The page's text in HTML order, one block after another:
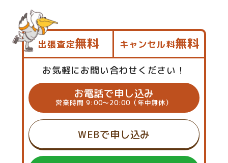
出張査定無料 キャンセル料無料
お気軽にお問い合わせください！
お電話で申し込み
営業時間 9:00～20:00（年中無休）
WEBで申し込み